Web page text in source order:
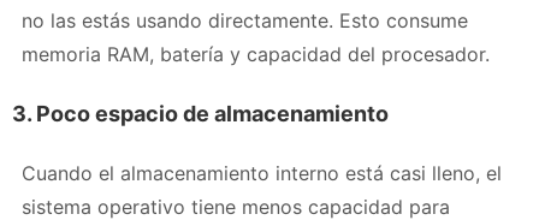
no las estás usando directamente. Esto consume
memoria RAM, batería y capacidad del procesador.
3. Poco espacio de almacenamiento
Cuando el almacenamiento interno está casi lleno, el
sistema operativo tiene menos capacidad para